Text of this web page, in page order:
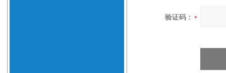
验证码：